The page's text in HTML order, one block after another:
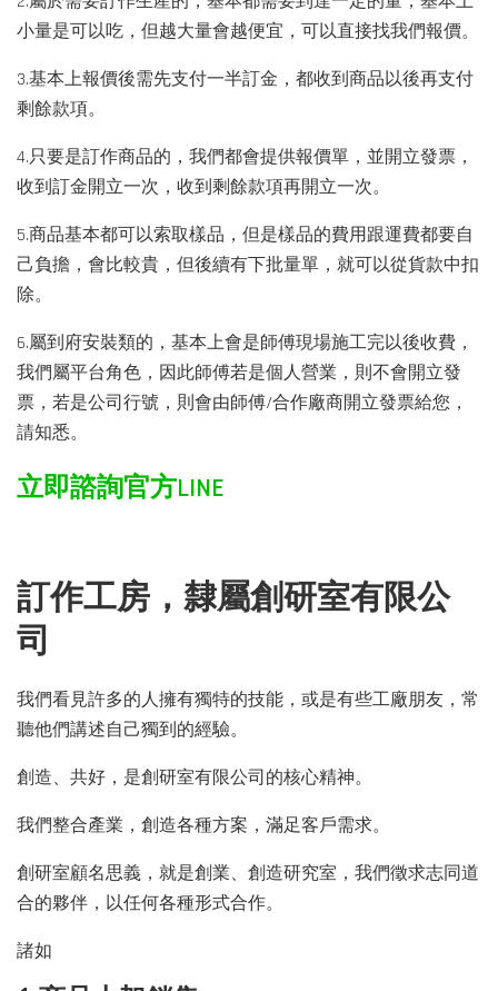
小量是可以吃，但越大量會越便宜，可以直接找我們報價。
3.基本上報價後需先支付一半訂金，都收到商品以後再支付
剩餘款項。
4.只要是訂作商品的，我們都會提供報價單，並開立發票，
收到訂金開立一次，收到剩餘款項再開立一次。
5.商品基本都可以索取樣品，但是樣品的費用跟運費都要自
己負擔，會比較貴，但後續有下批量單，就可以從貨款中扣
除。
6.屬到府安裝類的，基本上會是師傅現場施工完以後收費，
我們屬平台角色，因此師傅若是個人營業，則不會開立發
票，若是公司行號，則會由師傅/合作廠商開立發票給您，
請知悉。
立即諮詢官方LINE
訂作工房，隸屬創研室有限公
司
我們看見許多的人擁有獨特的技能，或是有些工廠朋友，常
聽他們講述自己獨到的經驗。
創造、共好，是創研室有限公司的核心精神。
我們整合產業，創造各種方案，滿足客戶需求。
創研室顧名思義，就是創業、創造研究室，我們徵求志同道
合的夥伴，以任何各種形式合作。
諸如